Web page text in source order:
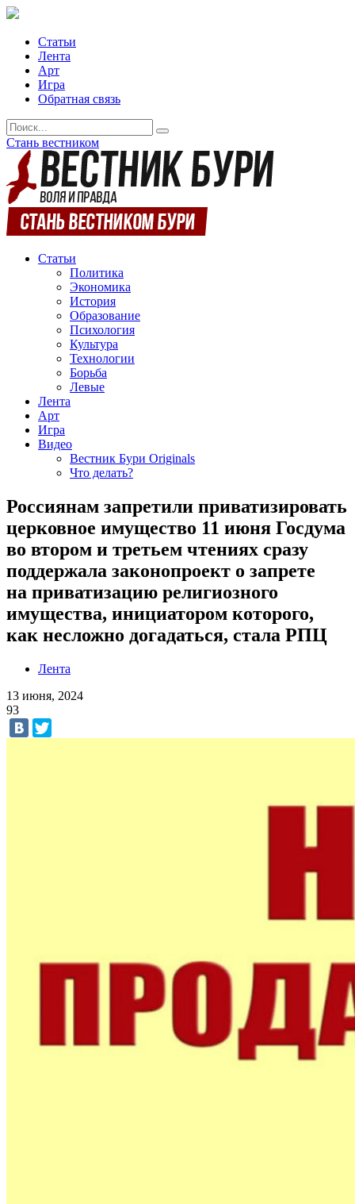
Статьи
Лента
Арт
Игра
Обратная связь
Стань вестником
Статьи
Политика
Экономика
История
Образование
Психология
Культура
Технологии
Борьба
Левые
Лента
Арт
Игра
Видео
Вестник Бури Originals
Что делать?
Россиянам запретили приватизировать
церковное имущество 11 июня Госдума
во втором и третьем чтениях сразу
поддержала законопроект о запрете
на приватизацию религиозного
имущества, инициатором которого,
как несложно догадаться, стала РПЦ
Лента
13 июня, 2024
93